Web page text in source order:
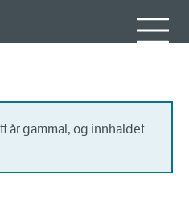
år gammal, og innhaldet